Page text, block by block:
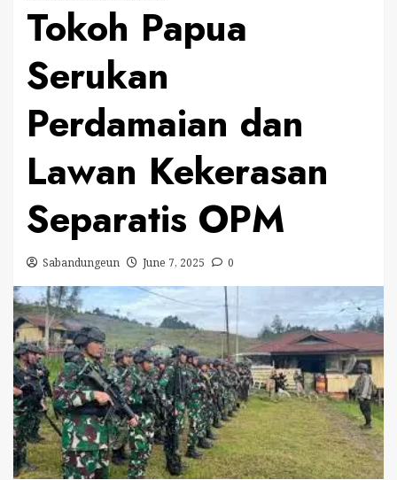
Tokoh Papua
Serukan
Perdamaian dan
Lawan Kekerasan
Separatis OPM
Sabandungeun June 7, 2025 0